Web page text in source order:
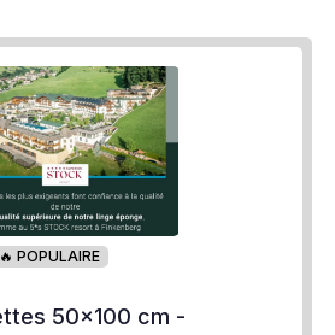
🔥 POPULAIRE
50x100 cm -